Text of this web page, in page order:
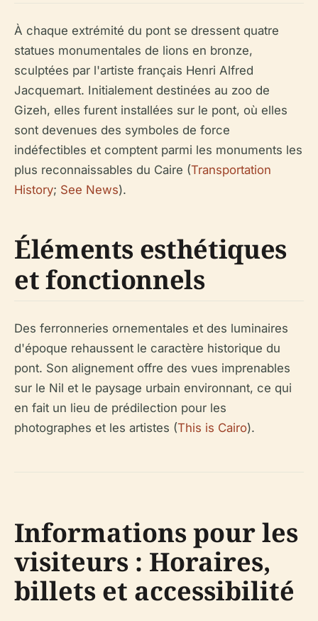
À chaque extrémité du pont se dressent quatre
statues monumentales de lions en bronze,
sculptées par l'artiste français Henri Alfred
Jacquemart. Initialement destinées au zoo de
Gizeh, elles furent installées sur le pont, où elles
sont devenues des symboles de force
indéfectibles et comptent parmi les monuments les
plus reconnaissables du Caire (Transportation
History; See News).
Éléments esthétiques
et fonctionnels
Des ferronneries ornementales et des luminaires
d'époque rehaussent le caractère historique du
pont. Son alignement offre des vues imprenables
sur le Nil et le paysage urbain environnant, ce qui
en fait un lieu de prédilection pour les
photographes et les artistes (This is Cairo).
Informations pour les
visiteurs : Horaires,
billets et accessibilité